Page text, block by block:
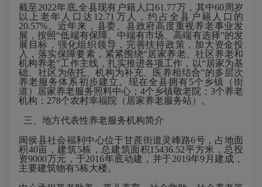
截至2022年 底,全县现有户籍人口61.77万，其中60周岁
以上老年人口达 12.71 万人，约占全县户籍人口的
20.57%。近年来，县委、县政府高度重视养老事业发
展，按照“低端有保障、中端有市场、高端有选择”的发
展目标，强化组织领导，完善扶持政策，加大资金投
入，落实保障要素，紧紧围绕“居家养老、社区养老和
机构养老”工作主线，扎实推进各项工作，以“居家为基
础、社区为依托、机构为补充、医养相结合”的多层次
养老服务体系初步建立。现在全县拥有5个乡镇（街
道）居家养老服务照料中心 ； 4个乡镇敬老院；3个养老
机构； 278个农村幸福院（居家养老服务站）
。
三、地方代表性养老服务机构简介
闽侯县社会福利中心位于甘蔗街道灵峰路6号， 占地面
积40亩，建筑5栋，总建筑面积15436.52平方米， 总投
资9000万元，于2016年底动建，并于2019年9月建成，
主要建筑物有5栋大楼。